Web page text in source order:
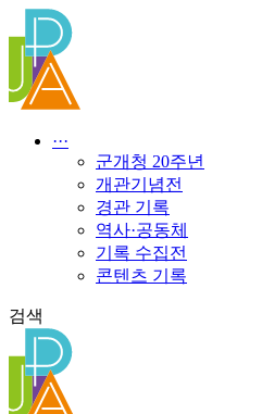
텐
로
건
···
군개청 20주년
개관기념전
경관 기록
역사·공동체
기록 수집전
콘텐츠 기록
검색